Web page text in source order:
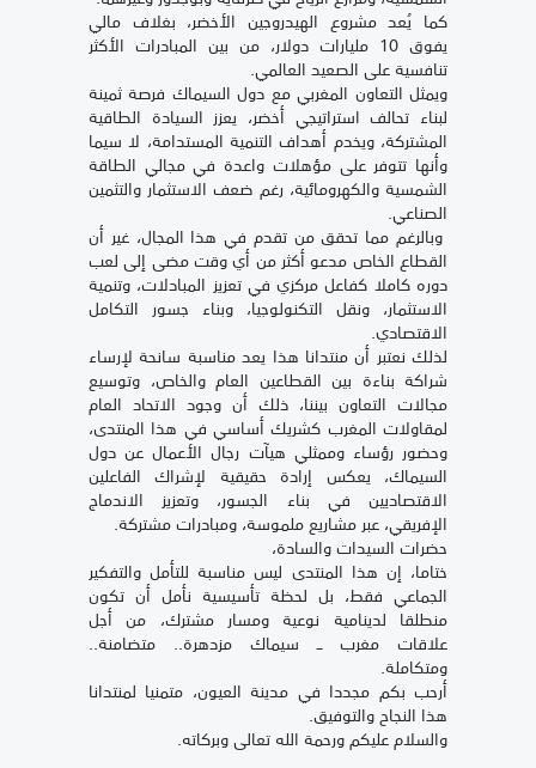
كما يُعد مشروع الهيدروجين الأخضر، بغلاف مالي
يفوق 10 مليارات دولار، من بين المبادرات الأكثر
تنافسية على الصعيد العالمي.
ويمثل التعاون المغربي مع دول السيماك فرصة ثمينة
لبناء تحالف استراتيجي أخضر، يعزز السيادة الطاقية
المشتركة، ويخدم أهداف التنمية المستدامة، لا سيما
وأنها تتوفر على مؤهلات واعدة في مجالي الطاقة
الشمسية والكهرومائية، رغم ضعف الاستثمار والتثمين
الصناعي.
وبالرغم مما تحقق من تقدم في هذا المجال، غير أن
القطاع الخاص مدعو أكثر من أي وقت مضى إلى لعب
دوره كاملا كفاعل مركزي في تعزيز المبادلات، وتنمية
الاستثمار، ونقل التكنولوجيا، وبناء جسور التكامل
الاقتصادي.
لذلك نعتبر أن منتدانا هذا يعد مناسبة سانحة لإرساء
شراكة بناءة بين القطاعين العام والخاص، وتوسيع
مجالات التعاون بيننا، ذلك أن وجود الاتحاد العام
لمقاولات المغرب كشريك أساسي في هذا المنتدى،
وحضور رؤساء وممثلي هيآت رجال الأعمال عن دول
السيماك، يعكس إرادة حقيقية لإشراك الفاعلين
الاقتصاديين في بناء الجسور، وتعزيز الاندماج
الإفريقي، عبر مشاريع ملموسة، ومبادرات مشتركة.
حضرات السيدات والسادة،
ختاما، إن هذا المنتدى ليس مناسبة للتأمل والتفكير
الجماعي فقط، بل لحظة تأسيسية نأمل أن تكون
منطلقا لدينامية نوعية ومسار مشترك، من أجل
علاقات مغرب ــ سيماك مزدهرة.. متضامنة..
ومتكاملة.
أرحب بكم مجددا في مدينة العيون، متمنيا لمنتدانا
هذا النجاح والتوفيق.
والسلام عليكم ورحمة الله تعالى وبركاته.